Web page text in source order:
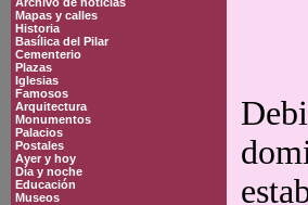
Mapas y calles
Historia
Basílica del Pilar
Cementerio
Plazas
Iglesias
Famosos
Arquitectura
Monumentos
Palacios
Postales
Ayer y hoy
Día y noche
Educación
Museos